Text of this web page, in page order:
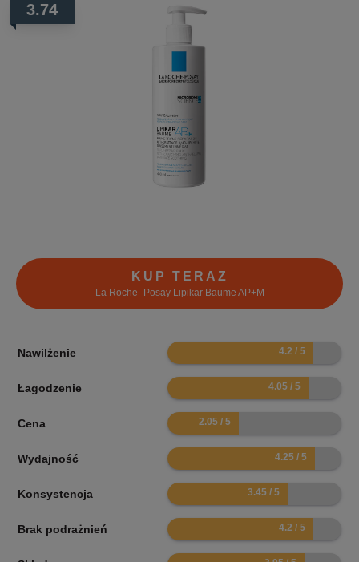
3.74
KUP TERAZ
La Roche–Posay Lipikar Baume AP+M
Nawilżenie 8.4
Łagodzenie 8.1
Cena 4.1
Wydajność 8.5
Konsystencja 6.9
Brak podrażnień 8.4
7.9